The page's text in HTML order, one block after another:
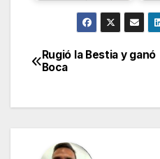
Navegación
Rugió la Bestia y ganó
Boca